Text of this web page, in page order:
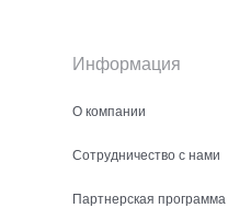
Информация
О компании
Сотрудничество с нами
Партнерская программа